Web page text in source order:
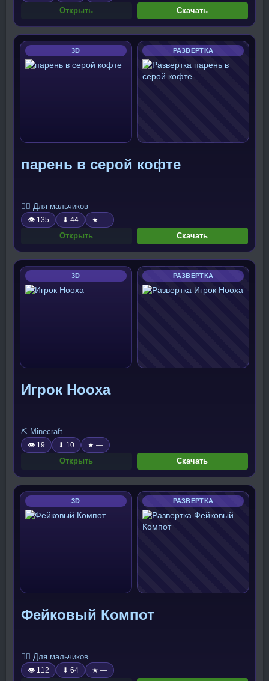
Открыть Скачать
3D РАЗВЕРТКА
парень в серой кофте
🧍‍♂️ Для мальчиков
👁 135 ⬇ 44 ★ —
Открыть Скачать
3D РАЗВЕРТКА
Игрок Hooxa
⛏️ Minecraft
👁 19 ⬇ 10 ★ —
Открыть Скачать
3D РАЗВЕРТКА
Фейковый Компот
🧍‍♂️ Для мальчиков
👁 112 ⬇ 64 ★ —